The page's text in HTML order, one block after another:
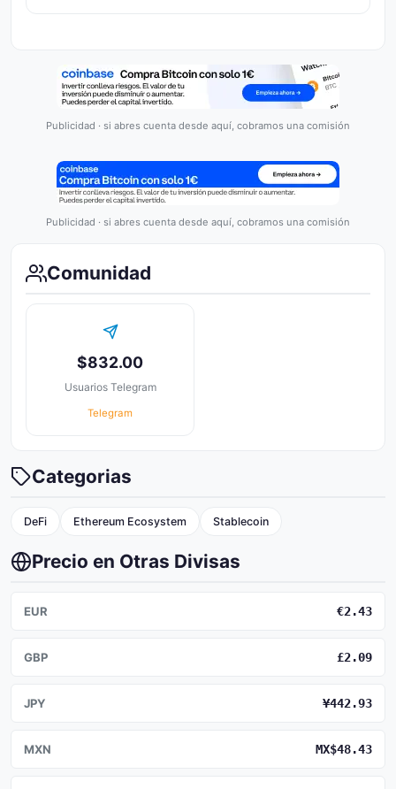
Publicidad · si abres cuenta desde aquí, cobramos una comisión
Publicidad · si abres cuenta desde aquí, cobramos una comisión
Comunidad
$832.00
Usuarios Telegram
Telegram
Categorias
DeFi Ethereum Ecosystem Stablecoin
Precio en Otras Divisas
EUR €2.43
GBP £2.09
JPY ¥442.93
MXN MX$48.43